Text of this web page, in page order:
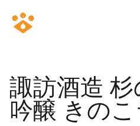
諏訪酒造
吟醸 きの